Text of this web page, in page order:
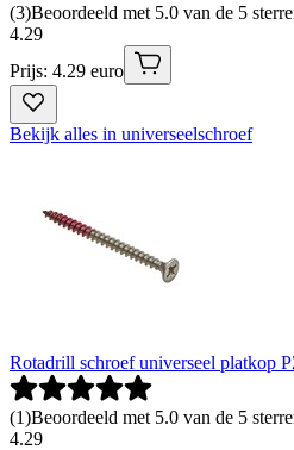
(3)Beoordeeld met 5.0 van de 5
4.29
Prijs: 4.29 euro
Bekijk alles in universeelschroef
Rotadrill schroef universeel platkop
(1)Beoordeeld met 5.0 van de 5
4.29